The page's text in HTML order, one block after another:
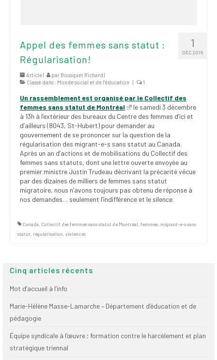
notre valorisation
(FNEEQ)
Vignettes
Publications
Nouvelles du
SPPEUQAM
Communiqués
SPPEUQAM@ctualités
et Bilans
1
DÉC 2016
Appel des femmes sans statut :
Régularisation!
Article | par Bousquet Richard |
Classé dans : Monde social et de l’éducation | 1
Un rassemblement est organisé par le Collectif des
femmes sans statut de Montréal
le samedi 3 décembre
à 13h à l’extérieur des bureaux du Centre des femmes d’ici et
d’ailleurs (8043, St-Hubert) pour demander au
gouvernement de se prononcer sur la question de la
régularisation des migrant-e-s sans statut au Canada.
Après un an d’actions et de mobilisations du Collectif des
femmes sans statuts, dont une lettre ouverte envoyée au
premier ministre Justin Trudeau décrivant la précarité vécue
par des dizaines de milliers de femmes sans statut
migratoire, nous n’avons toujours pas obtenu de réponse à
nos demandes… seulement l’indifférence et le silence.
Canada, Collectif des femmes sans statut de Montréal, femmes, migrant-e-s sans
statut, régularisation, violences
Cinq articles récents
Mot d’accueil à l’info
Marie-Hélène Masse-Lamarche – Département d’éducation et de
pédagogie
Équipe syndicale à l’œuvre ; formation contre le harcèlement et plan
stratégique triennal